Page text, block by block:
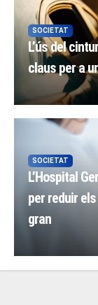
SOCIETAT
L’ús del
claus per a
SOCIETAT
L’Hospital
per reduir
gran